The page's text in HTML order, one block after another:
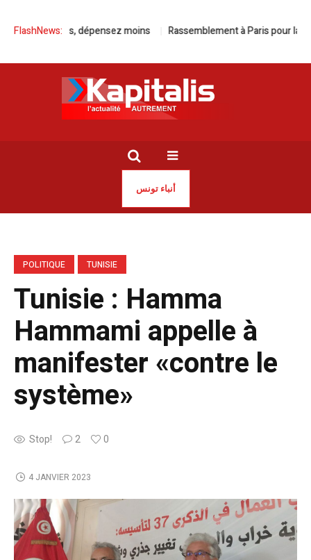
FlashNews:
plus, dépensez moins Rassemblement à Paris pour la
أنباء تونس
POLITIQUE TUNISIE
Tunisie : Hamma
Hammami appelle à
manifester «contre le
système»
Stop! 2 0
4 JANVIER 2023